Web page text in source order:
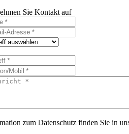
Sie Kontakt auf
zum Datenschutz finden Sie in